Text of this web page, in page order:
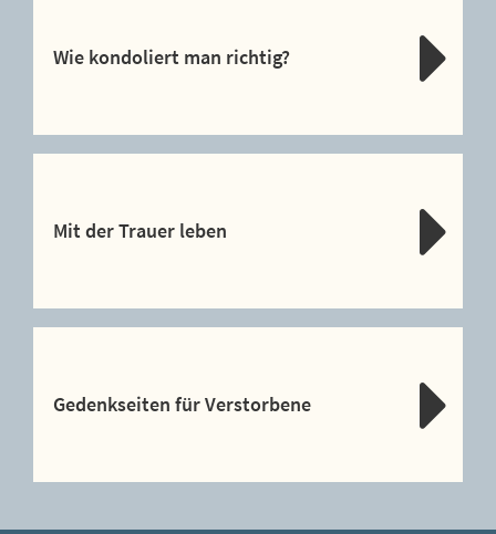
Wie kondoliert man richtig?
Mit der Trauer leben
Gedenkseiten für Verstorbene